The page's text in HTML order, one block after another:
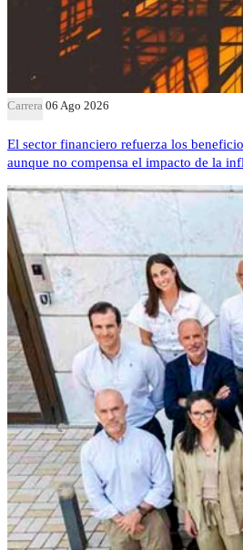
Carrera 06 Ago 2026
El sector financiero refuerza los
aunque no compensa el impacto de la